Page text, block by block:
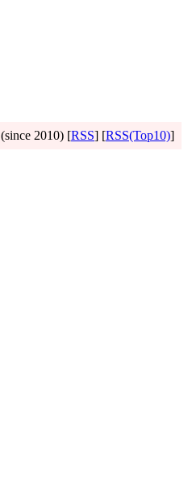
(since 2010) [RSS] [RSS(Top10)]